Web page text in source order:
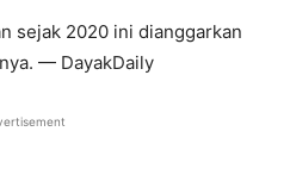
sejak 2020 ini dianggarkan
— DayakDaily